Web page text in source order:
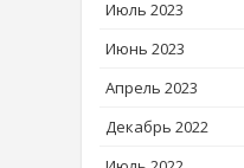
Июль 2023
Июнь 2023
Апрель 2023
Декабрь 2022